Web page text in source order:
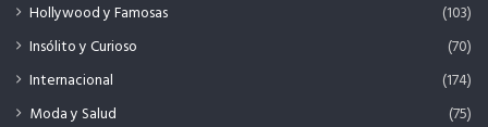
Hollywood y Famosas
(103)
Insólito y Curioso
(70)
Internacional
(174)
Moda y Salud
(75)